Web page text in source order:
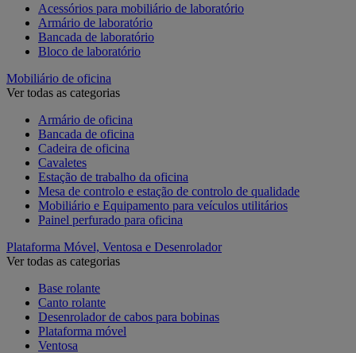
Acessórios para mobiliário de laboratório
Armário de laboratório
Bancada de laboratório
Bloco de laboratório
Mobiliário de oficina
Ver todas as categorias
Armário de oficina
Bancada de oficina
Cadeira de oficina
Cavaletes
Estação de trabalho da oficina
Mesa de controlo e estação de controlo de qualidade
Mobiliário e Equipamento para veículos utilitários
Painel perfurado para oficina
Plataforma Móvel, Ventosa e Desenrolador
Ver todas as categorias
Base rolante
Canto rolante
Desenrolador de cabos para bobinas
Plataforma móvel
Ventosa